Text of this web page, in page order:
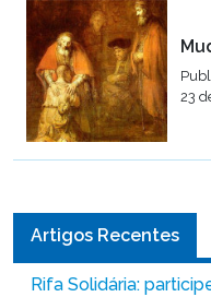
23
Artigos Recentes
Rifa Solidária: